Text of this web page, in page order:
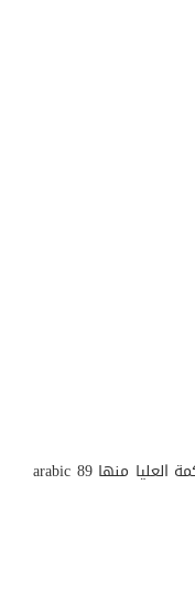
قراءة في نصوص الإحالة و موقف المحكمة العليا منها arabic 89